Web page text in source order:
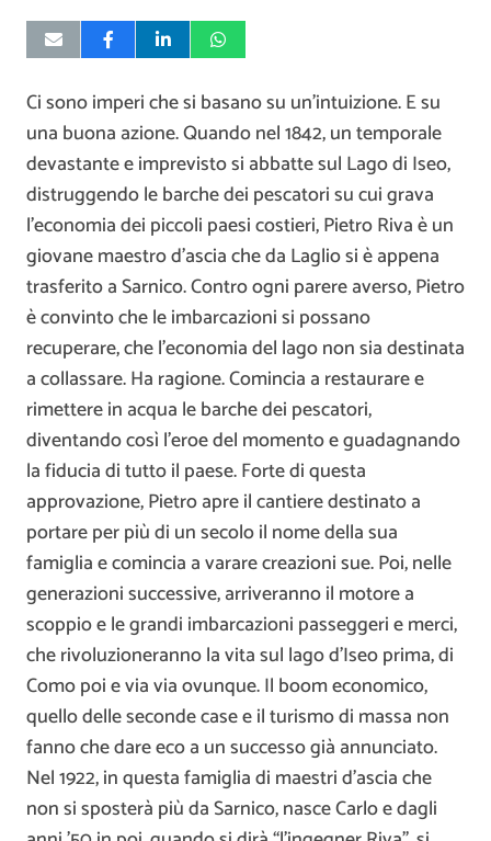
Ci sono imperi che si basano su un’intuizione. E su
una buona azione. Quando nel 1842, un temporale
devastante e imprevisto si abbatte sul Lago di Iseo,
distruggendo le barche dei pescatori su cui grava
l’economia dei piccoli paesi costieri, Pietro Riva è un
giovane maestro d’ascia che da Laglio si è appena
trasferito a Sarnico. Contro ogni parere averso, Pietro
è convinto che le imbarcazioni si possano
recuperare, che l’economia del lago non sia destinata
a collassare. Ha ragione. Comincia a restaurare e
rimettere in acqua le barche dei pescatori,
diventando così l’eroe del momento e guadagnando
la fiducia di tutto il paese. Forte di questa
approvazione, Pietro apre il cantiere destinato a
portare per più di un secolo il nome della sua
famiglia e comincia a varare creazioni sue. Poi, nelle
generazioni successive, arriveranno il motore a
scoppio e le grandi imbarcazioni passeggeri e merci,
che rivoluzioneranno la vita sul lago d’Iseo prima, di
Como poi e via via ovunque. Il boom economico,
quello delle seconde case e il turismo di massa non
fanno che dare eco a un successo già annunciato.
Nel 1922, in questa famiglia di maestri d’ascia che
non si sposterà più da Sarnico, nasce Carlo e dagli